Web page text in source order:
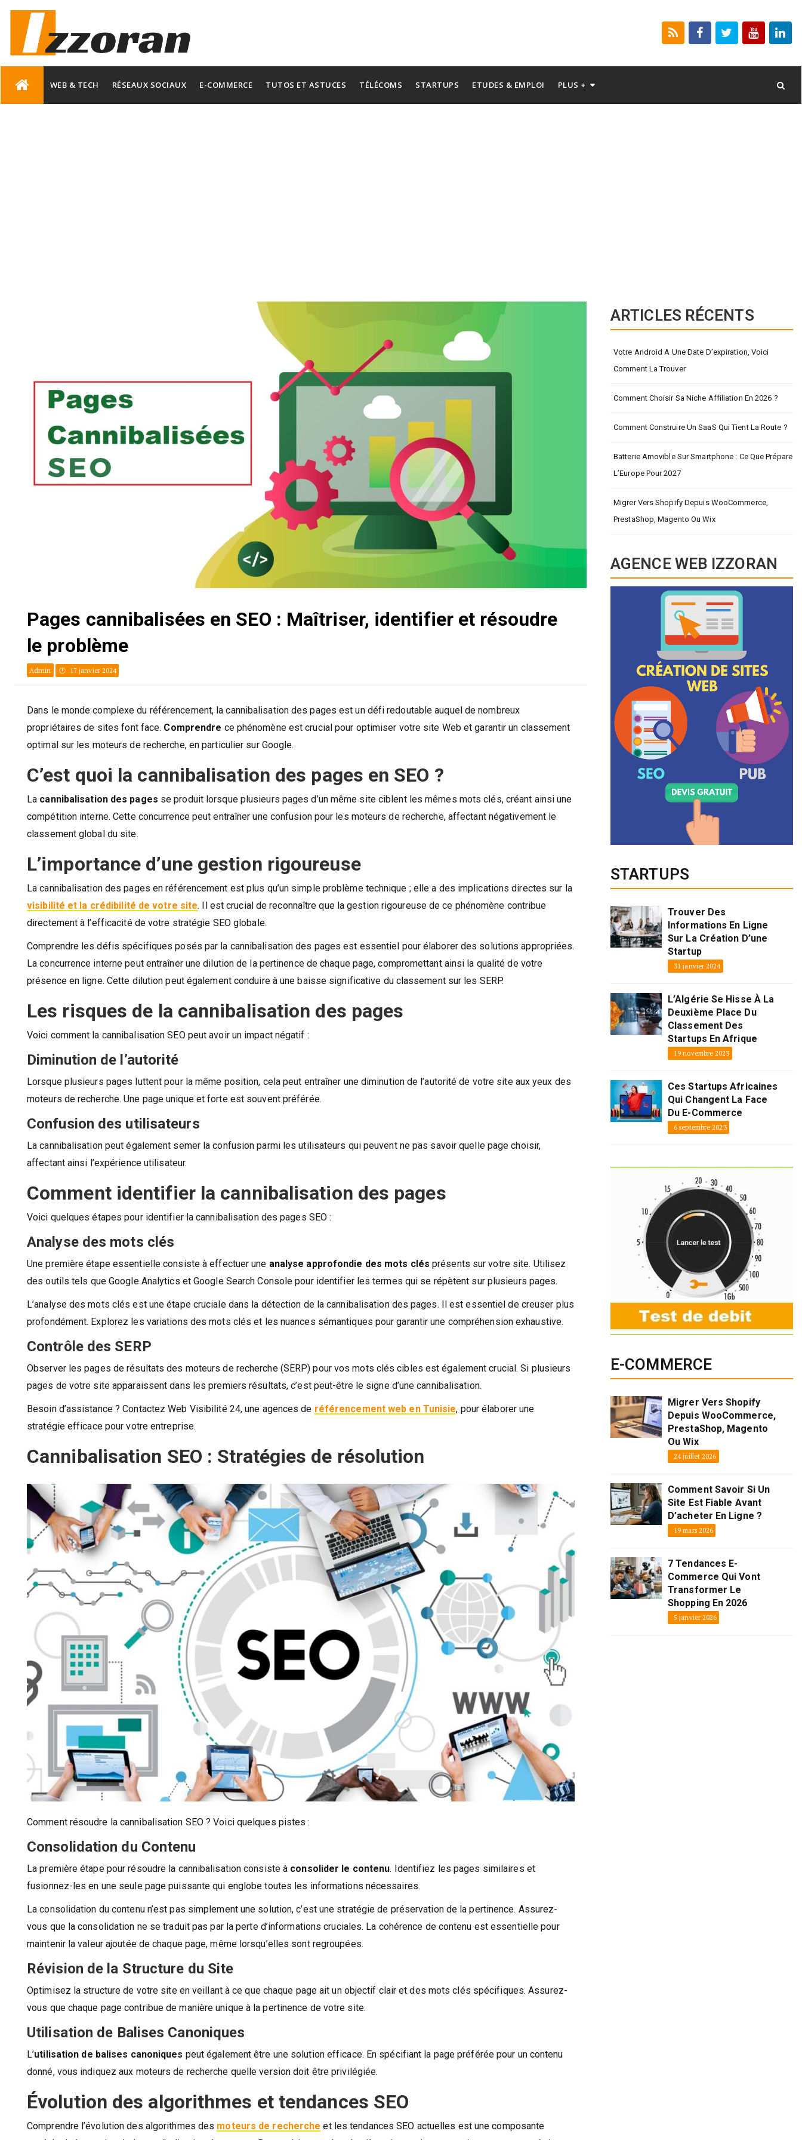
WEB & TECH RÉSEAUX SOCIAUX E-COMMERCE TUTOS ET ASTUCES TÉLÉCOMS STARTUPS ETUDES & EMPLOI PLUS +
Pages cannibalisées en SEO : Maîtriser, identifier et résoudre
le problème
Admin 17 janvier 2024
Dans le monde complexe du référencement, la cannibalisation des pages est un défi redoutable auquel de nombreux
propriétaires de sites font face. Comprendre ce phénomène est crucial pour optimiser votre site Web et garantir un classement
optimal sur les moteurs de recherche, en particulier sur Google.
C’est quoi la cannibalisation des pages en SEO ?
La cannibalisation des pages se produit lorsque plusieurs pages d’un même site ciblent les mêmes mots clés, créant ainsi une
compétition interne. Cette concurrence peut entraîner une confusion pour les moteurs de recherche, affectant négativement le
classement global du site.
L’importance d’une gestion rigoureuse
La cannibalisation des pages en référencement est plus qu’un simple problème technique ; elle a des implications directes sur la
visibilité et la crédibilité de votre site. Il est crucial de reconnaître que la gestion rigoureuse de ce phénomène contribue
directement à l’efficacité de votre stratégie SEO globale.
Comprendre les défis spécifiques posés par la cannibalisation des pages est essentiel pour élaborer des solutions appropriées.
La concurrence interne peut entraîner une dilution de la pertinence de chaque page, compromettant ainsi la qualité de votre
présence en ligne. Cette dilution peut également conduire à une baisse significative du classement sur les SERP.
Les risques de la cannibalisation des pages
Voici comment la cannibalisation SEO peut avoir un impact négatif :
Diminution de l’autorité
Lorsque plusieurs pages luttent pour la même position, cela peut entraîner une diminution de l’autorité de votre site aux yeux des
moteurs de recherche. Une page unique et forte est souvent préférée.
Confusion des utilisateurs
La cannibalisation peut également semer la confusion parmi les utilisateurs qui peuvent ne pas savoir quelle page choisir,
affectant ainsi l’expérience utilisateur.
Comment identifier la cannibalisation des pages
Voici quelques étapes pour identifier la cannibalisation des pages SEO :
Analyse des mots clés
Une première étape essentielle consiste à effectuer une analyse approfondie des mots clés présents sur votre site. Utilisez
des outils tels que Google Analytics et Google Search Console pour identifier les termes qui se répètent sur plusieurs pages.
L’analyse des mots clés est une étape cruciale dans la détection de la cannibalisation des pages. Il est essentiel de creuser plus
profondément. Explorez les variations des mots clés et les nuances sémantiques pour garantir une compréhension exhaustive.
Contrôle des SERP
Observer les pages de résultats des moteurs de recherche (SERP) pour vos mots clés cibles est également crucial. Si plusieurs
pages de votre site apparaissent dans les premiers résultats, c’est peut-être le signe d’une cannibalisation.
Besoin d’assistance ? Contactez Web Visibilité 24, une agences de référencement web en Tunisie, pour élaborer une
stratégie efficace pour votre entreprise.
Cannibalisation SEO : Stratégies de résolution
Comment résoudre la cannibalisation SEO ? Voici quelques pistes :
Consolidation du Contenu
La première étape pour résoudre la cannibalisation consiste à consolider le contenu. Identifiez les pages similaires et
fusionnez-les en une seule page puissante qui englobe toutes les informations nécessaires.
La consolidation du contenu n’est pas simplement une solution, c’est une stratégie de préservation de la pertinence. Assurez-
vous que la consolidation ne se traduit pas par la perte d’informations cruciales. La cohérence de contenu est essentielle pour
maintenir la valeur ajoutée de chaque page, même lorsqu’elles sont regroupées.
Révision de la Structure du Site
Optimisez la structure de votre site en veillant à ce que chaque page ait un objectif clair et des mots clés spécifiques. Assurez-
vous que chaque page contribue de manière unique à la pertinence de votre site.
Utilisation de Balises Canoniques
L’utilisation de balises canoniques peut également être une solution efficace. En spécifiant la page préférée pour un contenu
donné, vous indiquez aux moteurs de recherche quelle version doit être privilégiée.
Évolution des algorithmes et tendances SEO
Comprendre l’évolution des algorithmes des moteurs de recherche et les tendances SEO actuelles est une composante
ARTICLES RÉCENTS
Votre Android A Une Date D’expiration, Voici
Comment La Trouver
Comment Choisir Sa Niche Affiliation En 2026 ?
Comment Construire Un SaaS Qui Tient La Route ?
Batterie Amovible Sur Smartphone : Ce Que Prépare
L’Europe Pour 2027
Migrer Vers Shopify Depuis WooCommerce,
PrestaShop, Magento Ou Wix
AGENCE WEB IZZORAN
STARTUPS
Trouver Des
Informations En Ligne
Sur La Création D’une
Startup
31 janvier 2024
L’Algérie Se Hisse À La
Deuxième Place Du
Classement Des
Startups En Afrique
19 novembre 2023
Ces Startups Africaines
Qui Changent La Face
Du E-Commerce
6 septembre 2023
E-COMMERCE
Migrer Vers Shopify
Depuis WooCommerce,
PrestaShop, Magento
Ou Wix
24 juillet 2026
Comment Savoir Si Un
Site Est Fiable Avant
D’acheter En Ligne ?
19 mars 2026
7 Tendances E-
Commerce Qui Vont
Transformer Le
Shopping En 2026
5 janvier 2026